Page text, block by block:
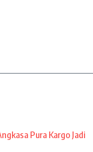
Pura Kargo Jadi